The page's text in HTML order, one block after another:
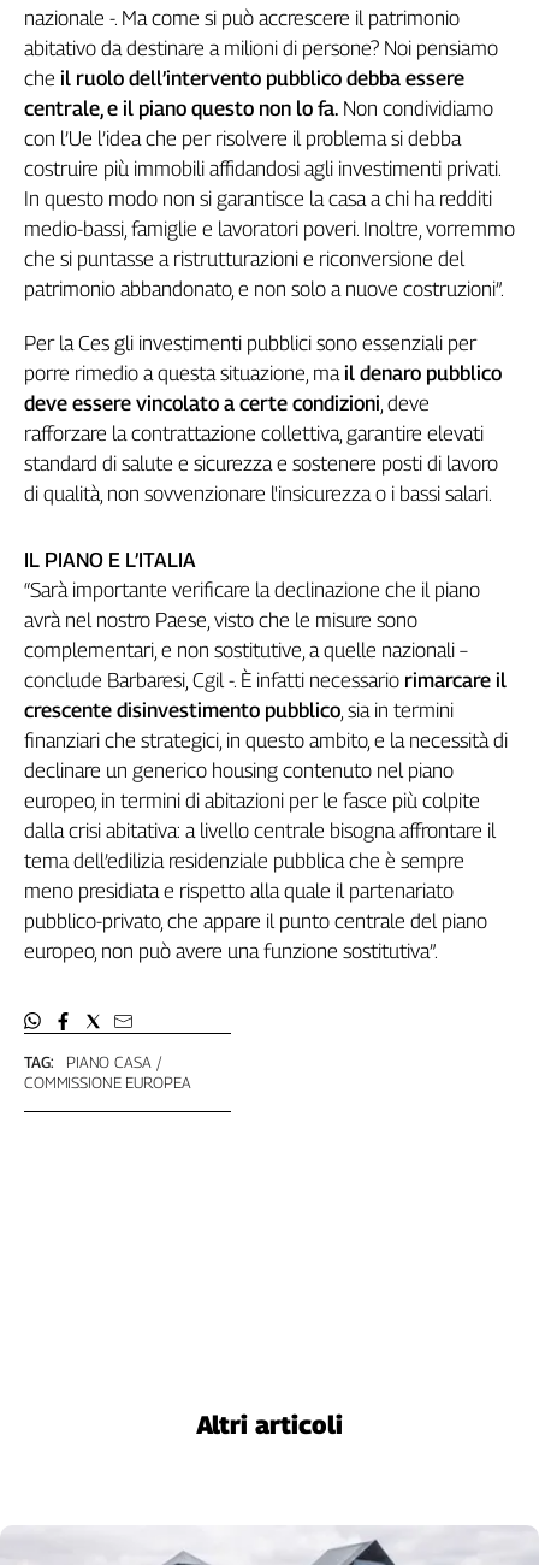
TAG:
PIANO CASA
COMMISSIONE EUROPEA
nazionale -. Ma come si può accrescere il patrimonio
abitativo da destinare a milioni di persone? Noi pensiamo
che il ruolo dell’intervento pubblico debba essere
centrale, e il piano questo non lo fa. Non condividiamo
con l’Ue l’idea che per risolvere il problema si debba
costruire più immobili affidandosi agli investimenti privati.
In questo modo non si garantisce la casa a chi ha redditi
medio-bassi, famiglie e lavoratori poveri. Inoltre, vorremmo
che si puntasse a ristrutturazioni e riconversione del
patrimonio abbandonato, e non solo a nuove costruzioni”.
Per la Ces gli investimenti pubblici sono essenziali per
porre rimedio a questa situazione, mail denaro pubblico
deve essere vincolato a certe condizioni, deve
rafforzare la contrattazione collettiva, garantire elevati
standard di salute e sicurezza e sostenere posti di lavoro
di qualità, non sovvenzionare l'insicurezza o i bassi salari.
IL PIANO E L’ITALIA
“Sarà importante verificare la declinazione che il piano
avrà nel nostro Paese, visto che le misure sono
complementari, e non sostitutive, a quelle nazionali –
conclude Barbaresi, Cgil -. È infatti necessario rimarcare il
crescente disinvestimento pubblico, sia in termini
finanziari che strategici, in questo ambito, e la necessità di
declinare un generico housing contenuto nel piano
europeo, in termini di abitazioni per le fasce più colpite
dalla crisi abitativa: a livello centrale bisogna affrontare il
tema dell’edilizia residenziale pubblica che è sempre
meno presidiata e rispetto alla quale il partenariato
pubblico-privato, che appare il punto centrale del piano
europeo, non può avere una funzione sostitutiva”.
Altri articoli